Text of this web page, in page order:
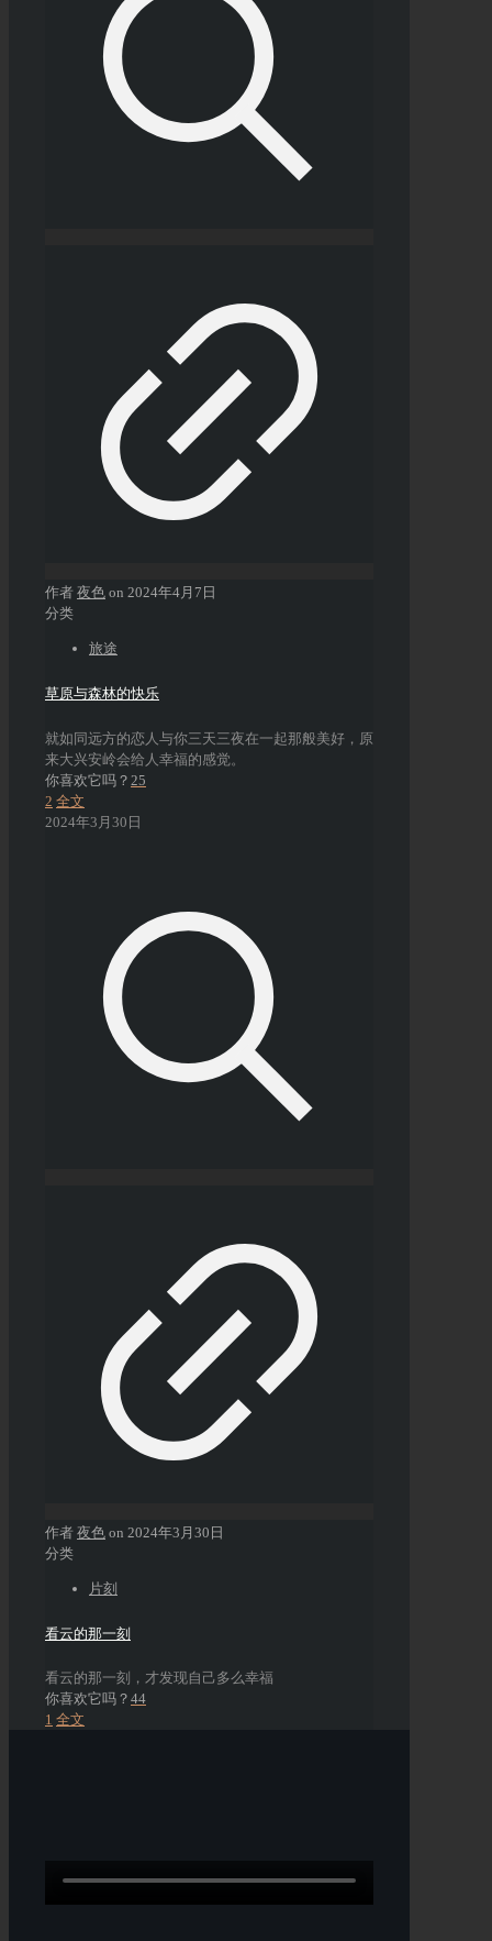
作者 夜色 on 2024年4月7日
分类
旅途
草原与森林的快乐
就如同远方的恋人与你三天三夜在一起那般美好，原
来大兴安岭会给人幸福的感觉。
你喜欢它吗？ 25
2 全文
2024年3月30日
作者 夜色 on 2024年3月30日
分类
片刻
看云的那一刻
看云的那一刻，才发现自己多么幸福
你喜欢它吗？ 44
1 全文